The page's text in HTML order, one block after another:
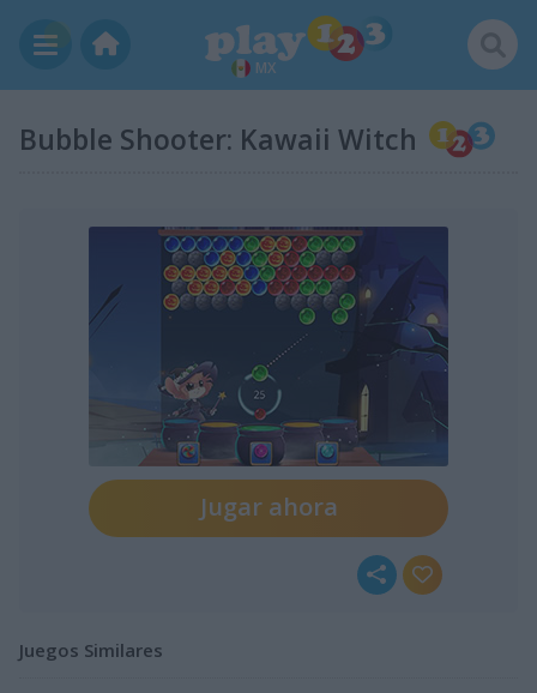
MX
Bubble Shooter: Kawaii Witch
Jugar ahora
Juegos Similares